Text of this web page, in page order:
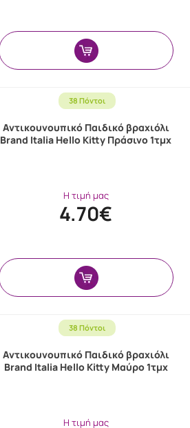
38 Πόντοι
Αντικουνουπικό Παιδικό βραχιόλι
Brand Italia Hello Kitty Πράσινο 1τμχ
Η τιμή μας
4.70€
38 Πόντοι
Αντικουνουπικό Παιδικό βραχιόλι
Brand Italia Hello Kitty Μαύρο 1τμχ
Η τιμή μας